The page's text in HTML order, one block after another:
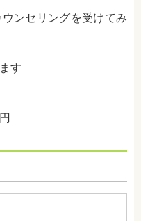
ンセリングを受けてみ
す